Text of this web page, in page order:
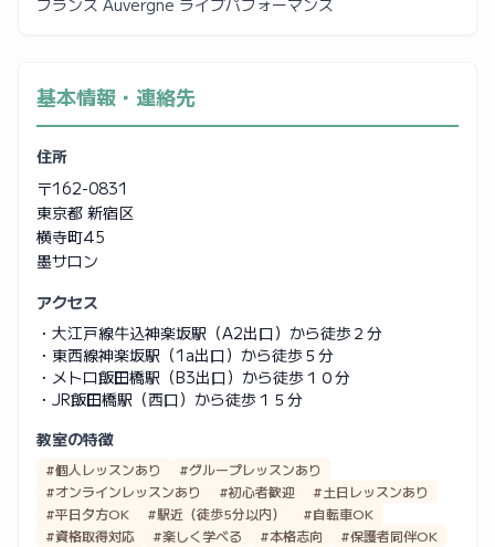
フランス Auvergne ライブパフォーマンス
基本情報・連絡先
住所
〒162-0831
東京都 新宿区
横寺町45
墨サロン
アクセス
・大江戸線牛込神楽坂駅（A2出口）から徒歩２分
・東西線神楽坂駅（1a出口）から徒歩５分
・メトロ飯田橋駅（B3出口）から徒歩１０分
・JR飯田橋駅（西口）から徒歩１５分
教室の特徴
#個人レッスンあり
#グループレッスンあり
#オンラインレッスンあり
#初心者歓迎
#土日レッスンあり
#平日夕方OK
#駅近（徒歩5分以内）
#自転車OK
#資格取得対応
#楽しく学べる #本格志向
#保護者同伴OK